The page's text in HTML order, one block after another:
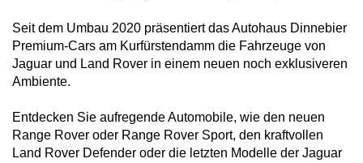
Seit dem Umbau 2020 präsentiert das Autohaus Dinnebier
Premium-Cars am Kurfürstendamm die Fahrzeuge von
Jaguar und Land Rover in einem neuen noch exklusiveren
Ambiente.
Entdecken Sie aufregende Automobile, wie den neuen
Range Rover oder Range Rover Sport, den kraftvollen
Land Rover Defender oder die letzten Modelle der Jaguar